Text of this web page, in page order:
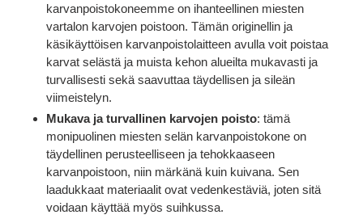
karvanpoistokoneemme on ihanteellinen miesten
vartalon karvojen poistoon. Tämän originellin ja
käsikäyttöisen karvanpoistolaitteen avulla voit poistaa
karvat selästä ja muista kehon alueilta mukavasti ja
turvallisesti sekä saavuttaa täydellisen ja sileän
viimeistelyn.
Mukava ja turvallinen karvojen poisto: tämä
monipuolinen miesten selän karvanpoistokone on
täydellinen perusteelliseen ja tehokkaaseen
karvanpoistoon, niin märkänä kuin kuivana. Sen
laadukkaat materiaalit ovat vedenkestäviä, joten sitä
voidaan käyttää myös suihkussa.